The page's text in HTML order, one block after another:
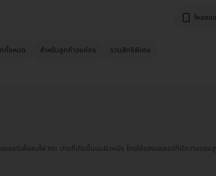
โหลดแ
ทั้งหมด สำหรับลูกค้าองค์กร รวมสิทธิพิเศษ
เลเซอร์เพื่อลบไฝ กระ ปานที่เกิดขึ้นบนผิวหนัง โดยใช้แสงเลเซอร์ที่มีความแร